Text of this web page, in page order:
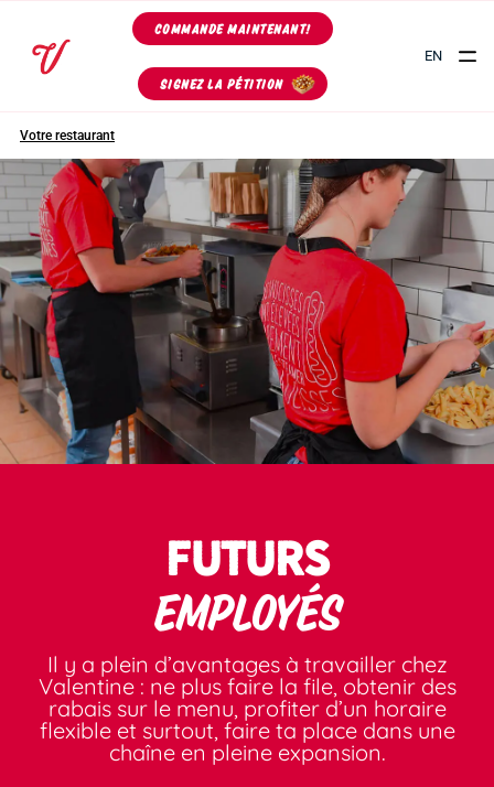
COMMANDE MAINTENANT!
SIGNEZ LA PÉTITION
EN
Votre restaurant
FUTURS
EMPLOYÉS
Il y a plein d’avantages à travailler chez
Valentine : ne plus faire la file, obtenir des
rabais sur le menu, profiter d’un horaire
flexible et surtout, faire ta place dans une
chaîne en pleine expansion.